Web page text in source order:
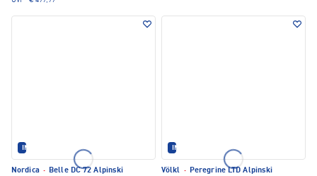
IM SET ERHÄLTLICH
Nordica · Belle DC 72 Alpinski
IM SET ERHÄLTLICH
Völkl · Peregrine LTD Alpinski